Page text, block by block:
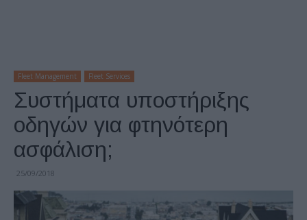
Fleet Management Fleet Services
Συστήματα υποστήριξης
οδηγών για φτηνότερη
ασφάλιση;
25/09/2018